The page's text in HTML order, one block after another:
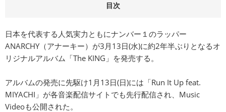
目次
日本を代表する人気実力ともにナンバー１のラッパー
ANARCHY（アナーキー）が3月13日(水)に約2年半ぶりとなるオ
リジナルアルバム「The KING」を発売する。
アルバムの発売に先駆け1月13日(日)には「Run It Up feat.
MIYACHI」が各音楽配信サイトでも先行配信され、Music
Videoも公開された。